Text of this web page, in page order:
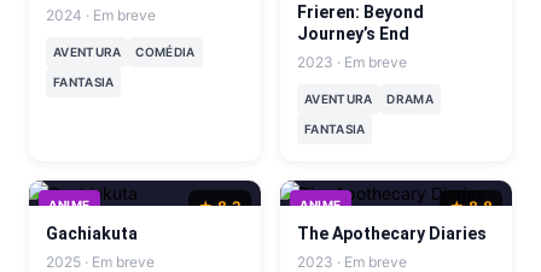
2024 · Em breve
AVENTURA COMÉDIA
FANTASIA
Frieren: Beyond
Journey’s End
2023 · Em breve
AVENTURA DRAMA
FANTASIA
★ 8.2
ANIME
Gachiakuta
2025 · Em breve
★ 8.8
ANIME
The Apothecary Diaries
2023 · Em breve